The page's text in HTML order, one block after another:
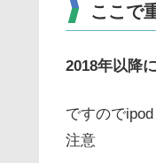
ここで
2018年以降
ですので
注意